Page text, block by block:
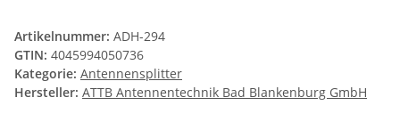
Artikelnummer: ADH-294
GTIN: 4045994050736
Kategorie: Antennensplitter
Hersteller: ATTB Antennentechnik Bad Blankenburg GmbH